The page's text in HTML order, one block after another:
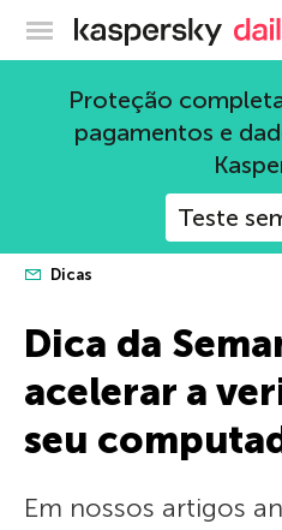
Blog
Proteção
pagamentos e
Teste
Dicas
Dica da
acelerar a
seu
Em nossos artigos